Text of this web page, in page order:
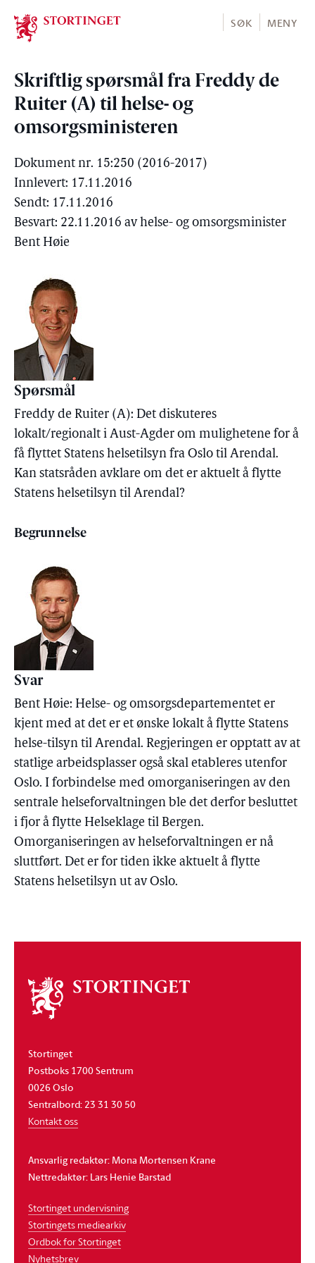
Stortinget.no
SØK MENY
Skriftlig spørsmål fra Freddy de
Ruiter (A) til helse- og
omsorgsministeren
Dokument nr. 15:250 (2016-2017)
Innlevert: 17.11.2016
Sendt: 17.11.2016
Besvart: 22.11.2016 av helse- og omsorgsminister
Bent Høie
Spørsmål
Freddy de Ruiter (A): Det diskuteres
lokalt/regionalt i Aust-Agder om mulighetene for å
få flyttet Statens helsetilsyn fra Oslo til Arendal.
Kan statsråden avklare om det er aktuelt å flytte
Statens helsetilsyn til Arendal?
Begrunnelse
Svar
Bent Høie: Helse- og omsorgsdepartementet er
kjent med at det er et ønske lokalt å flytte Statens
helse-tilsyn til Arendal. Regjeringen er opptatt av at
statlige arbeidsplasser også skal etableres utenfor
Oslo. I forbindelse med omorganiseringen av den
sentrale helseforvaltningen ble det derfor besluttet
i fjor å flytte Helseklage til Bergen.
Omorganiseringen av helseforvaltningen er nå
sluttført. Det er for tiden ikke aktuelt å flytte
Statens helsetilsyn ut av Oslo.
Om
stortinget
Stortinget
Postboks 1700 Sentrum
0026 Oslo
Sentralbord: 23 31 30 50
Kontakt oss
Ansvarlig redaktør: Mona Mortensen Krane
Nettredaktør: Lars Henie Barstad
Stortinget undervisning
Stortingets mediearkiv
Ordbok for Stortinget
Nyhetsbrev